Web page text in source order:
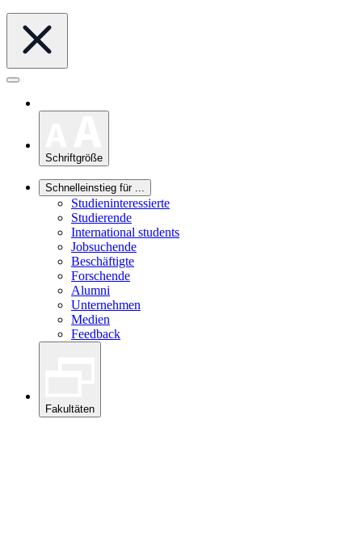
Schriftgröße
Schnelleinstieg für ...
Studieninteressierte
Studierende
International students
Jobsuchende
Beschäftigte
Forschende
Alumni
Unternehmen
Medien
Feedback
Fakultäten